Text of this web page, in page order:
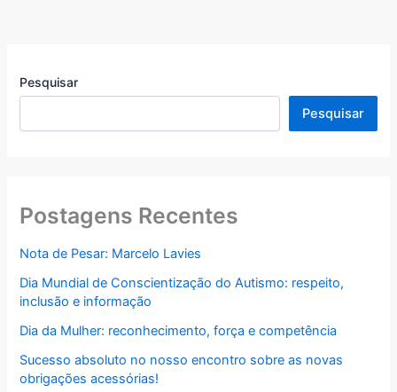
Pesquisar
Pesquisar
Postagens Recentes
Nota de Pesar: Marcelo Lavies
Dia Mundial de Conscientização do Autismo: respeito,
inclusão e informação
Dia da Mulher: reconhecimento, força e competência
Sucesso absoluto no nosso encontro sobre as novas
obrigações acessórias!